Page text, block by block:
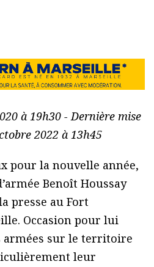
à 19h30 - Dernière mise
2022 à 13h45
pour la nouvelle année,
Benoît Houssay
presse au Fort
Occasion pour lui
armées sur le territoire
leur